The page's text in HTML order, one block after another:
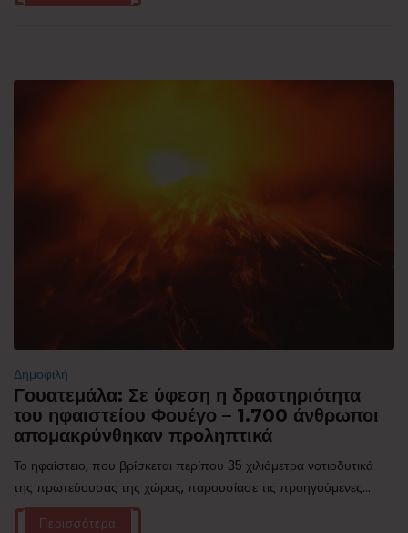
Δημοφιλή
Γουατεμάλα: Σε ύφεση η δραστηριότητα
του ηφαιστείου Φουέγο – 1.700 άνθρωποι
απομακρύνθηκαν προληπτικά
Το ηφαίστειο, που βρίσκεται περίπου 35 χιλιόμετρα νοτιοδυτικά
της πρωτεύουσας της χώρας, παρουσίασε τις προηγούμενες...
Περισσότερα